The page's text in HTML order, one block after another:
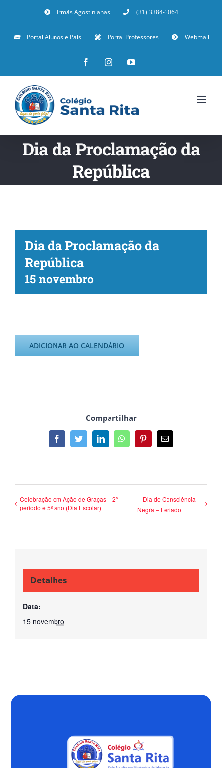
Irmãs Agostinianas (31) 3384-3064
Portal Alunos e Pais Portal Professores Webmail
Dia da Proclamação da
República
Dia da Proclamação da
República
15 novembro
ADICIONAR AO CALENDÁRIO
Compartilhar
Celebração em Ação de Graças – 2º
período e 5º ano (Dia Escolar)
Dia de Consciência
Negra – Feriado
Detalhes
Data:
15 novembro